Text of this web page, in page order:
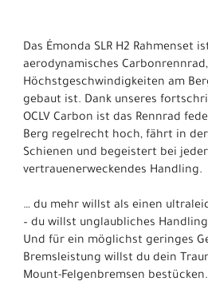
Das Émonda SLR H2 Rahmenset
aerodynamisches
Höchstgeschwindigkeiten am
gebaut ist. Dank unseres
OCLV Carbon ist das Rennrad
Berg regelrecht hoch, fährt in
Schienen und begeistert bei
vertrauenerweckendes Handling.
… du mehr willst als einen
– du willst unglaubliches
Und für ein möglichst geringes
Bremsleistung willst du dein
Mount-Felgenbremsen bestücken.